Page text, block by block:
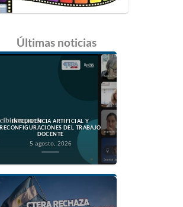
Últimas noticias
INTELIGENCIA ARTIFICIAL Y
RECONFIGURACIONES DEL TRABAJO
DOCENTE
5 agosto, 2026